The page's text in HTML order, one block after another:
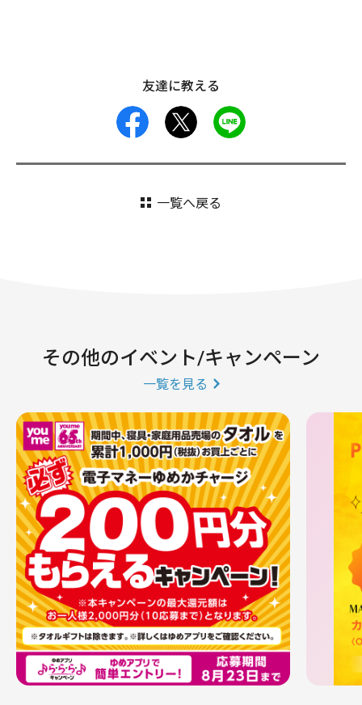
友達に教える
facebook
一覧へ戻る
その他のイベント/キャンペーン
一覧を見る